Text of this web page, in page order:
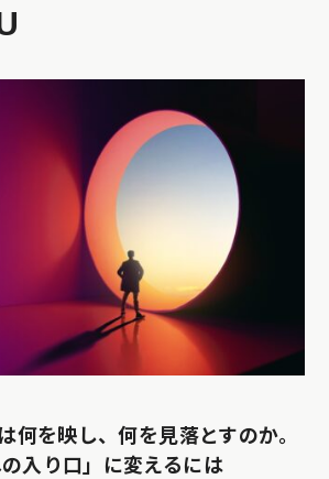
何を映し、何を見落とすのか。
入り口」に変えるには